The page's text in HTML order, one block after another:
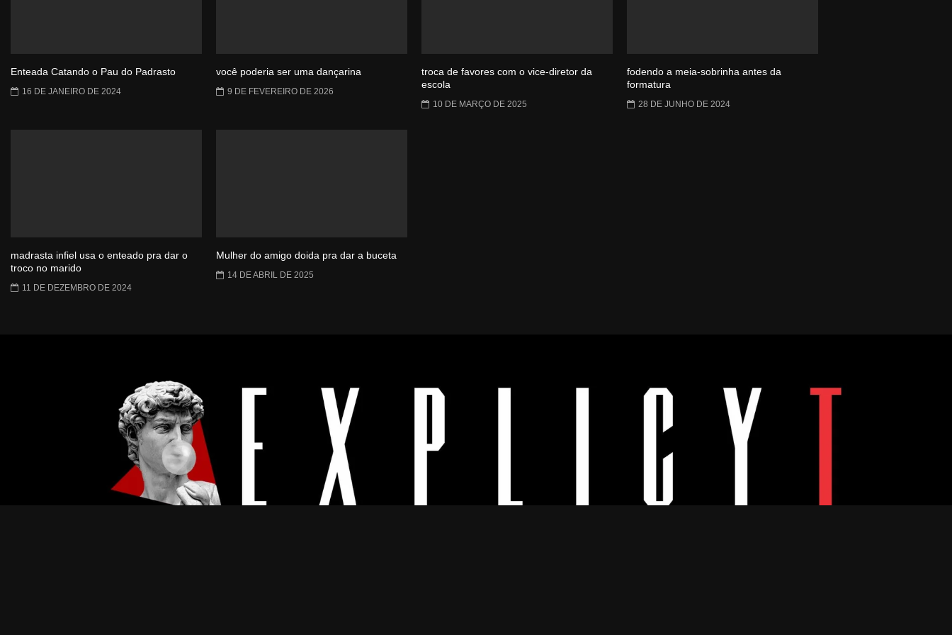
Enteada Catando o Pau do Padrasto
16 DE JANEIRO DE 2024
você poderia ser uma dançarina
9 DE FEVEREIRO DE 2026
troca de favores com o vice-diretor da
escola
10 DE MARÇO DE 2025
fodendo a meia-sobrinha antes da
formatura
28 DE JUNHO DE 2024
madrasta infiel usa o enteado pra dar o
troco no marido
11 DE DEZEMBRO DE 2024
Mulher do amigo doida pra dar a buceta
14 DE ABRIL DE 2025